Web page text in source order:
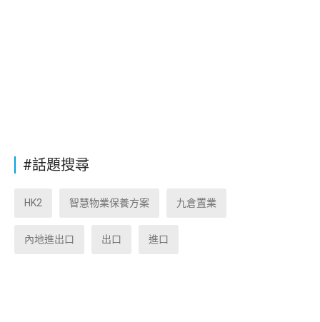
#話題搜尋
HK2 智慧物業保養方案 九倉置業
內地進出口 出口 進口